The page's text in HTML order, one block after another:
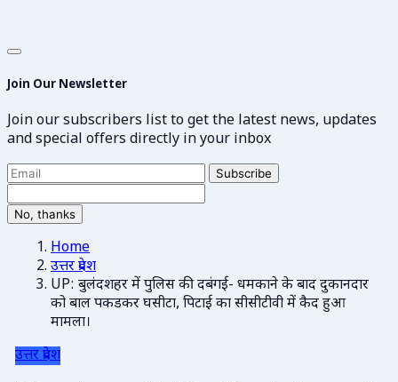
Join Our Newsletter
Join our subscribers list to get the latest news, updates
and special offers directly in your inbox
Subscribe
No, thanks
Home
उत्तर प्रदेश
UP: बुलंदशहर में पुलिस की दबंगई- धमकाने के बाद दुकानदार
को बाल पकडकर घसीटा, पिटाई का सीसीटीवी में कैद हुआ
मामला।
उत्तर प्रदेश